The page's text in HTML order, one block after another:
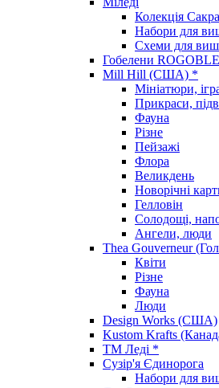
Колекція
Набори для
Схеми для
Гобелени
Mill Hill (США) *
Мініатюри,
Прикраси,
Фауна
Різне
Пейзажі
Флора
Великдень
Новорічні
Гелловін
Солодощі,
Ангели, люди
Thea Gouverneur
Квіти
Різне
Фауна
Люди
Design Works (США)
Kustom Krafts
ТМ Леді *
Сузір'я Єдинорога
Набори для